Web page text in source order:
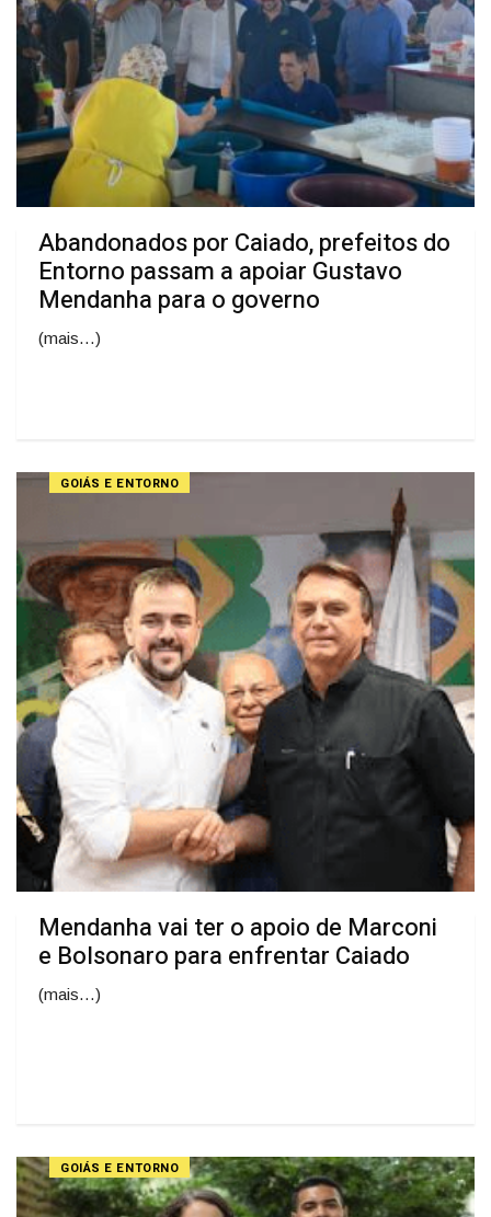
Abandonados por Caiado, prefeitos do
Entorno passam a apoiar Gustavo
Mendanha para o governo
(mais…)
GOIÁS E ENTORNO
Mendanha vai ter o apoio de Marconi
e Bolsonaro para enfrentar Caiado
(mais…)
GOIÁS E ENTORNO